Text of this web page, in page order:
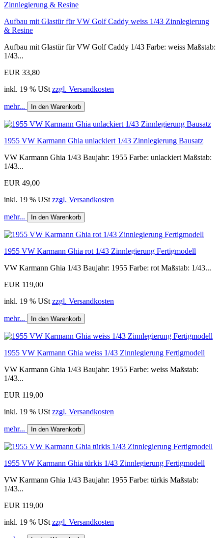
Aufbau mit Glastür für VW Golf Caddy weiss 1/43 Zinnlegierung
& Resine
Aufbau mit Glastür für VW Golf Caddy 1/43 Farbe: weiss Maßstab:
1/43...
EUR 33,80
inkl. 19 % USt zzgl. Versandkosten
mehr... In den Warenkorb
1955 VW Karmann Ghia unlackiert 1/43 Zinnlegierung Bausatz
VW Karmann Ghia 1/43 Baujahr: 1955 Farbe: unlackiert Maßstab:
1/43...
EUR 49,00
inkl. 19 % USt zzgl. Versandkosten
mehr... In den Warenkorb
1955 VW Karmann Ghia rot 1/43 Zinnlegierung Fertigmodell
VW Karmann Ghia 1/43 Baujahr: 1955 Farbe: rot Maßstab: 1/43...
EUR 119,00
inkl. 19 % USt zzgl. Versandkosten
mehr... In den Warenkorb
1955 VW Karmann Ghia weiss 1/43 Zinnlegierung Fertigmodell
VW Karmann Ghia 1/43 Baujahr: 1955 Farbe: weiss Maßstab:
1/43...
EUR 119,00
inkl. 19 % USt zzgl. Versandkosten
mehr... In den Warenkorb
1955 VW Karmann Ghia türkis 1/43 Zinnlegierung Fertigmodell
VW Karmann Ghia 1/43 Baujahr: 1955 Farbe: türkis Maßstab:
1/43...
EUR 119,00
inkl. 19 % USt zzgl. Versandkosten